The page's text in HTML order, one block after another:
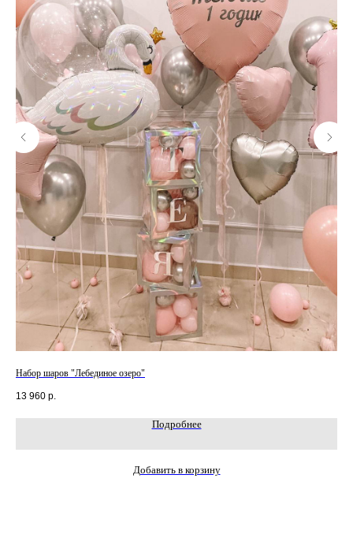
Набор шаров "Лебединое озеро"
13 960 р.
Подробнее
Добавить в корзину